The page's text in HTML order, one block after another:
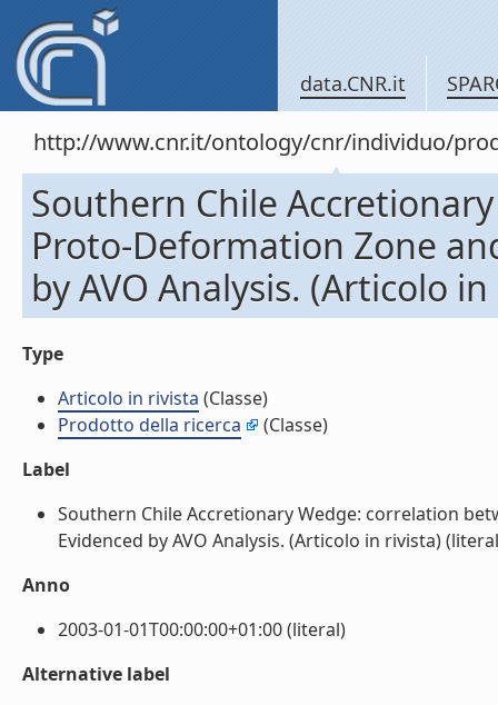
data.CNR.it
http://www.cnr.it/ontology/cnr/individuo/
Southern Chile
Proto-Deformation Zone
by AVO Analysis. (Articolo
Type
Articolo in rivista (Classe)
Prodotto della ricerca
(Classe)
Label
Southern Chile Accretionary Wedge: correlation
Evidenced by AVO Analysis. (Articolo in rivista)
Anno
2003-01-01T00:00:00+01:00 (literal)
Alternative label